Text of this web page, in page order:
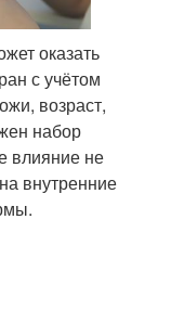
оказать
с учётом
возраст,
набор
влияние не
внутренние